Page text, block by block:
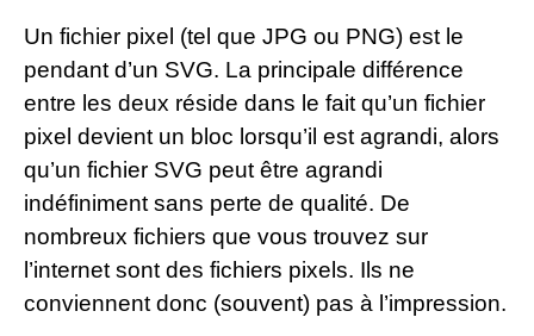
Un fichier pixel (tel que JPG ou PNG) est le
pendant d’un SVG. La principale différence
entre les deux réside dans le fait qu’un fichier
pixel devient un bloc lorsqu’il est agrandi, alors
qu’un fichier SVG peut être agrandi
indéfiniment sans perte de qualité. De
nombreux fichiers que vous trouvez sur
l’internet sont des fichiers pixels. Ils ne
conviennent donc (souvent) pas à l’impression.